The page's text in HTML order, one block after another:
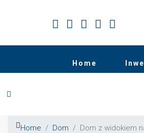
Home
Home Dom Dom z widokiem